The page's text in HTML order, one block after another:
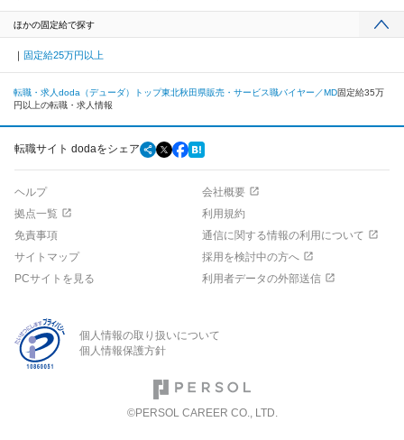
ほかの固定給で探す
固定給25万円以上
転職・求人doda（デューダ）トップ東北秋田県販売・サービス職バイヤー／MD固定給35万
円以上の転職・求人情報
転職サイト dodaをシェア
ヘルプ
会社概要
拠点一覧
利用規約
免責事項
通信に関する情報の利用について
サイトマップ
採用を検討中の方へ
PCサイトを見る
利用者データの外部送信
個人情報の取り扱いについて
個人情報保護方針
©PERSOL CAREER CO., LTD.